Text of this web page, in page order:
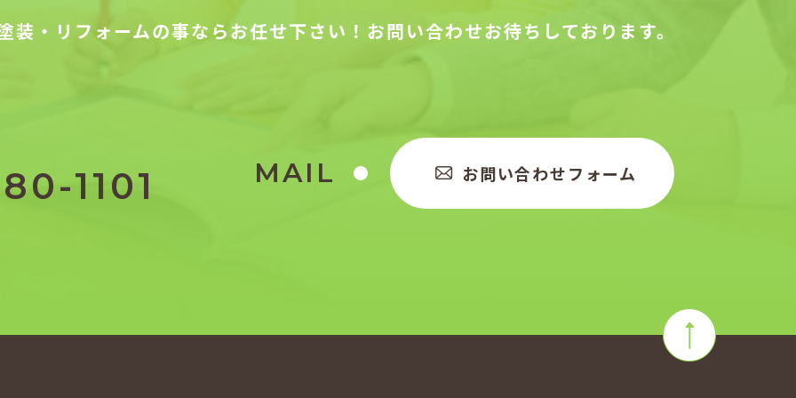
装・リフォームの事ならお任せ下さい！お問い合わせお待ちしております。
1101 MAIL お問い合わせフォーム